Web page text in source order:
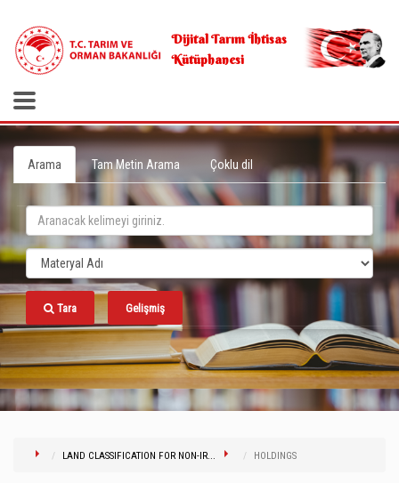
Dijital Tarım İhtisas
Kütüphanesi
Arama Tam Metin Arama Çoklu dil
Tara Gelişmiş
LAND CLASSIFICATION FOR NON-IR... HOLDINGS